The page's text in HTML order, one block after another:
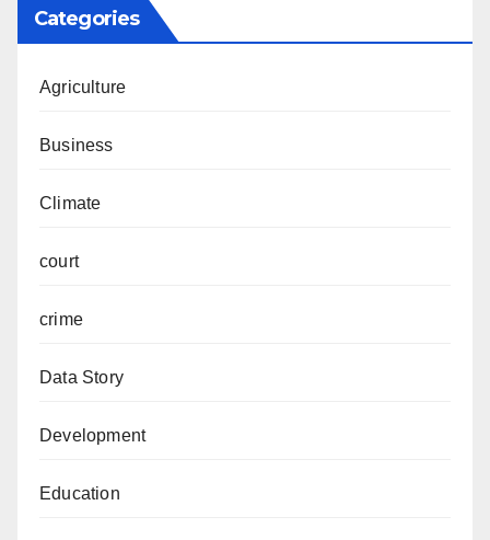
Categories
Agriculture
Business
Climate
court
crime
Data Story
Development
Education